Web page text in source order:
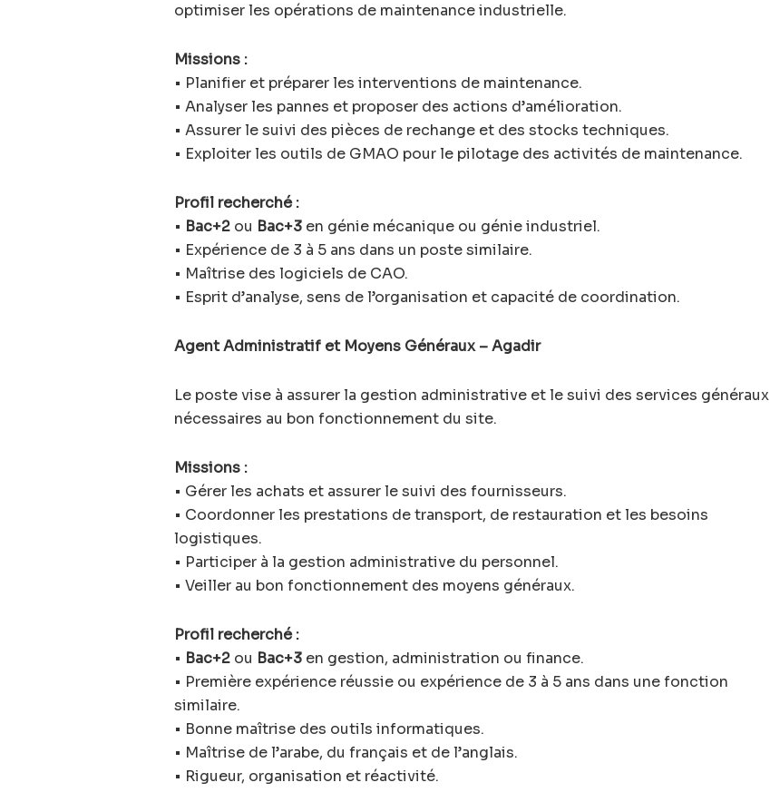
optimiser les opérations de maintenance industrielle.
Missions :
• Planifier et préparer les interventions de maintenance.
• Analyser les pannes et proposer des actions d’amélioration.
• Assurer le suivi des pièces de rechange et des stocks techniques.
• Exploiter les outils de GMAO pour le pilotage des activités de maintenance.
Profil recherché :
• Bac+2 ou Bac+3 en génie mécanique ou génie industriel.
• Expérience de 3 à 5 ans dans un poste similaire.
• Maîtrise des logiciels de CAO.
• Esprit d’analyse, sens de l’organisation et capacité de coordination.
Agent Administratif et Moyens Généraux – Agadir
Le poste vise à assurer la gestion administrative et le suivi des services généraux
nécessaires au bon fonctionnement du site.
Missions :
• Gérer les achats et assurer le suivi des fournisseurs.
• Coordonner les prestations de transport, de restauration et les besoins
logistiques.
• Participer à la gestion administrative du personnel.
• Veiller au bon fonctionnement des moyens généraux.
Profil recherché :
• Bac+2 ou Bac+3 en gestion, administration ou finance.
• Première expérience réussie ou expérience de 3 à 5 ans dans une fonction
similaire.
• Bonne maîtrise des outils informatiques.
• Maîtrise de l’arabe, du français et de l’anglais.
• Rigueur, organisation et réactivité.